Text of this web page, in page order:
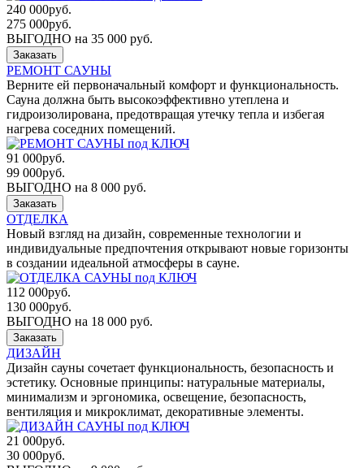
240 000руб.
275 000руб.
ВЫГОДНО на 35 000 руб.
Заказать
РЕМОНТ САУНЫ
Верните ей первоначальный комфорт и функциональность.
Сауна должна быть высокоэффективно утеплена и
гидроизолирована, предотвращая утечку тепла и избегая
нагрева соседних помещений.
91 000руб.
99 000руб.
ВЫГОДНО на 8 000 руб.
Заказать
ОТДЕЛКА
Новый взгляд на дизайн, современные технологии и
индивидуальные предпочтения открывают новые горизонты
в создании идеальной атмосферы в сауне.
112 000руб.
130 000руб.
ВЫГОДНО на 18 000 руб.
Заказать
ДИЗАЙН
Дизайн сауны сочетает функциональность, безопасность и
эстетику. Основные принципы: натуральные материалы,
минимализм и эргономика, освещение, безопасность,
вентиляция и микроклимат, декоративные элементы.
21 000руб.
30 000руб.